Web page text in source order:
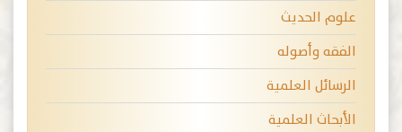
علوم الحديث
الفقه وأصوله
الرسائل العلمية
الأبحاث العلمية